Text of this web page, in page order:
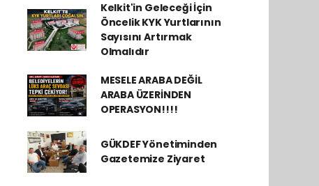
Kelkit'in Geleceği İçin
Öncelik KYK Yurtlarının
Sayısını Artırmak
Olmalıdır
MESELE ARABA DEĞİL
ARABA ÜZERİNDEN
OPERASYON!!!!
GÜKDEF Yönetiminden
Gazetemize Ziyaret